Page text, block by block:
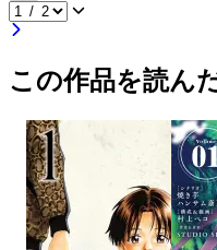
この作品を読ん